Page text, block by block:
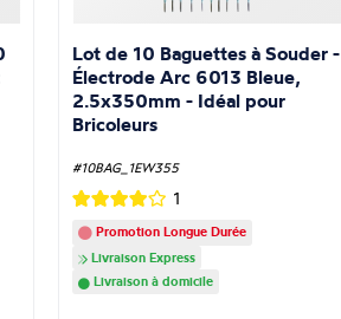
Lot de 10 Baguettes à Souder -
Électrode Arc 6013 Bleue,
2.5x350mm - Idéal pour
Bricoleurs
#10BAG_1EW355
1
Promotion Longue Durée
Livraison Express
Livraison à domicile